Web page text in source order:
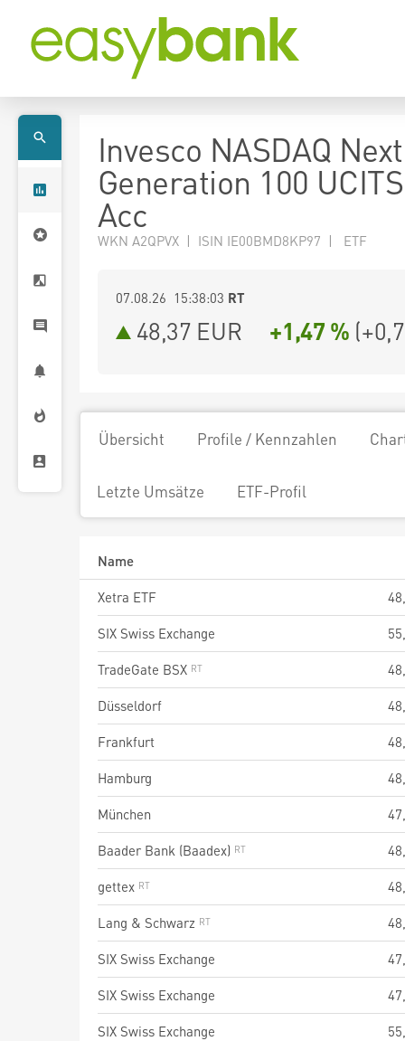
Invesco NASDAQ Next
Generation 100
Acc
WKN A2QPVX | ISIN IE00BMD8KP97 | ETF
07.08.26 15:38:03 RT
48,37 EUR +1,47 % (
Übersicht Profile / Kennzahlen
Letzte Umsätze ETF-Profil
Name
Xetra ETF
SIX Swiss Exchange
TradeGate BSX
Düsseldorf
Frankfurt
Hamburg
München
Baader Bank (Baadex)
gettex
Lang & Schwarz
SIX Swiss Exchange
SIX Swiss Exchange
SIX Swiss Exchange